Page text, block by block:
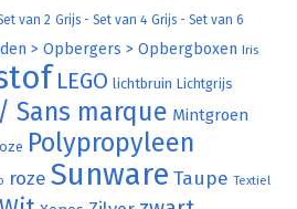
van 2 Grijs - Set van 4 Grijs - Set van 6
> Opbergers > Opbergboxen Iris
LEGO lichtbruin Lichtgrijs
Sans marque Mintgroen
Polypropyleen
roze Sunware Taupe Textiel